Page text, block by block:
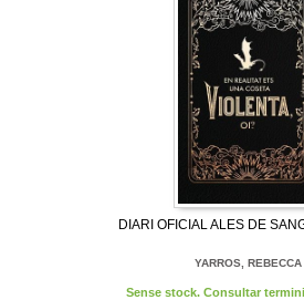
DIARI OFICIAL ALES DE
YARROS, REBECCA
Sense stock. Consultar